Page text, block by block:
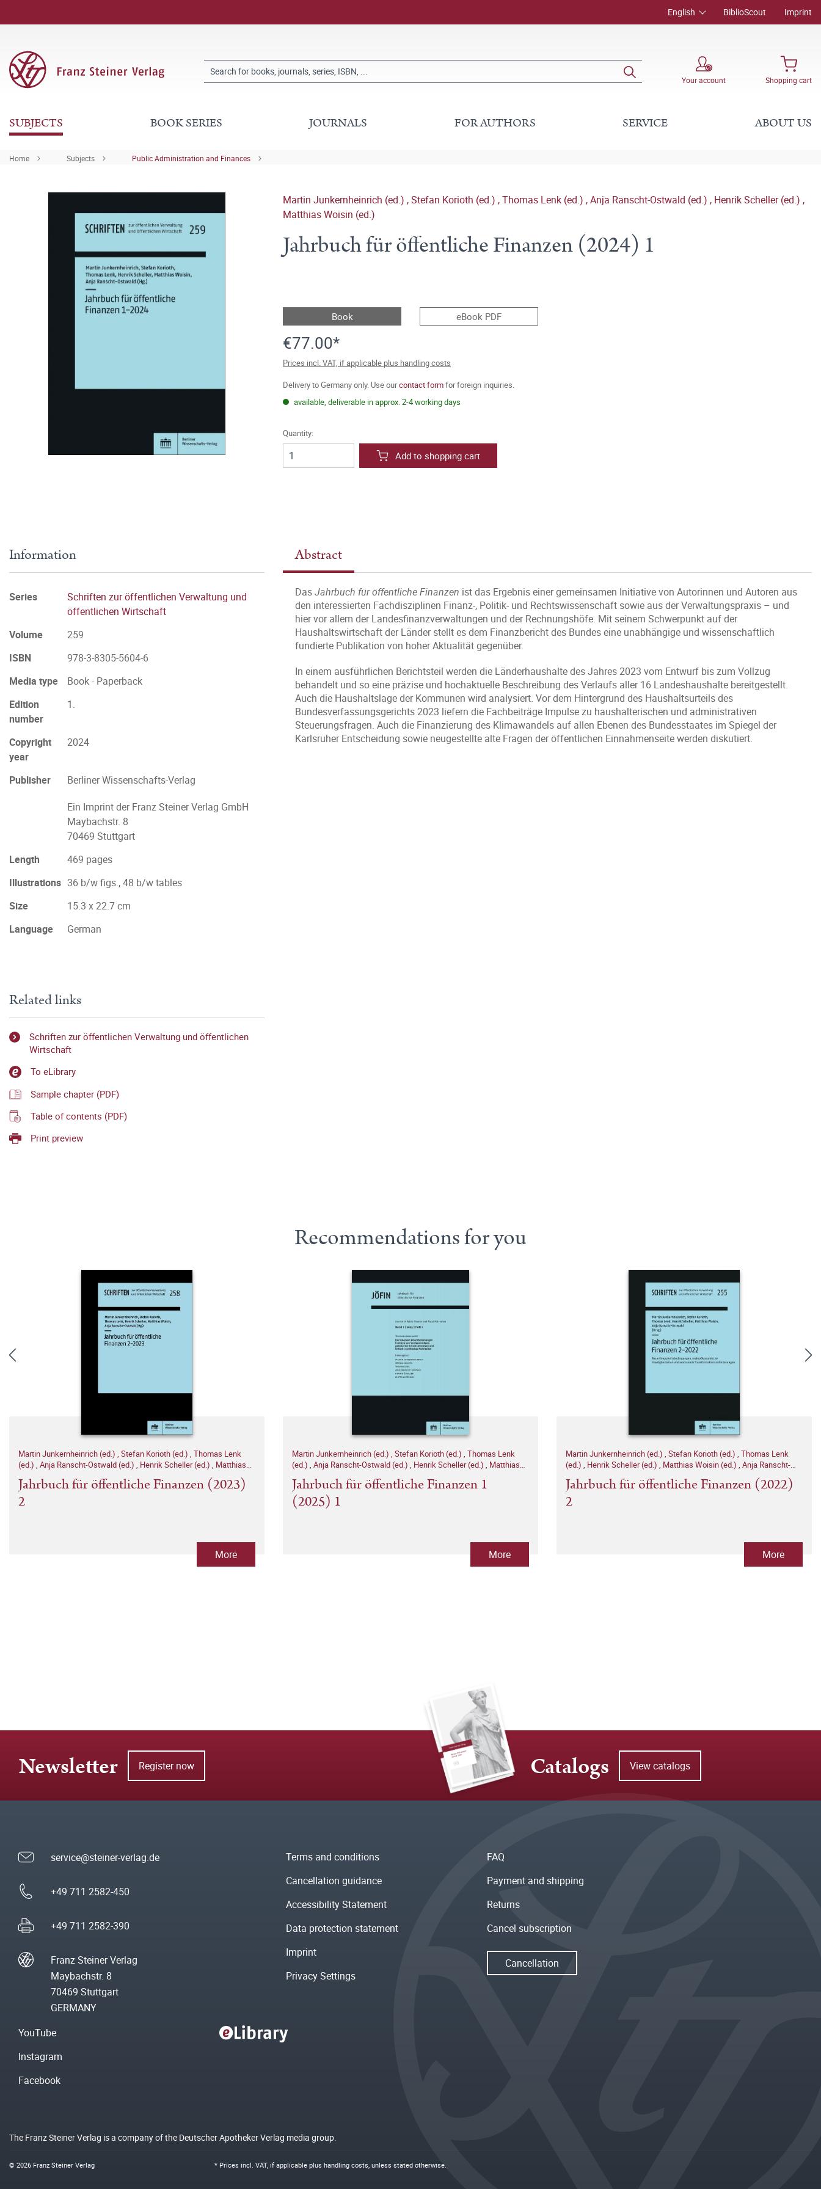
English BiblioScout Imprint
Your account Shopping cart
SUBJECTS BOOK SERIES JOURNALS FOR AUTHORS SERVICE ABOUT US
Home Subjects Public Administration and Finances
Martin Junkernheinrich (ed.) ,Stefan Korioth (ed.) ,Thomas Lenk (ed.) ,Anja Ranscht-Ostwald (ed.) , Henrik Scheller (ed.) ,
Matthias Woisin (ed.)
Jahrbuch für öffentliche Finanzen (2024) 1
Book eBook PDF
€77.00*
Prices incl. VAT, if applicable plus handling costs
Delivery to Germany only. Use ourcontact formfor foreign inquiries.
available, deliverable in approx. 2-4 working days
Quantity:
Add to shopping cart
Abstract
DasJahrbuch für öffentliche Finanzen ist das Ergebnis einer gemeinsamen Initiative von Autorinnen und Autoren aus
den interessierten Fachdisziplinen Finanz-, Politik- und Rechtswissenschaft sowie aus der Verwaltungspraxis – und
hier vor allem der Landesfinanzverwaltungen und der Rechnungshöfe. Mit seinem Schwerpunkt auf der
Haushaltswirtschaft der Länder stellt es dem Finanzbericht des Bundes eine unabhängige und wissenschaftlich
fundierte Publikation von hoher Aktualität gegenüber.
In einem ausführlichen Berichtsteil werden die Länderhaushalte des Jahres 2023 vom Entwurf bis zum Vollzug
behandelt und so eine präzise und hochaktuelle Beschreibung des Verlaufs aller 16 Landeshaushalte bereitgestellt.
Auch die Haushaltslage der Kommunen wird analysiert. Vor dem Hintergrund des Haushaltsurteils des
Bundesverfassungsgerichts 2023 liefern die Fachbeiträge Impulse zu haushalterischen und administrativen
Steuerungsfragen. Auch die Finanzierung des Klimawandels auf allen Ebenen des Bundesstaates im Spiegel der
Karlsruher Entscheidung sowie neugestellte alte Fragen der öffentlichen Einnahmenseite werden diskutiert.
Information
Series
Schriften zur öffentlichen Verwaltung und
öffentlichen Wirtschaft
Volume
259
ISBN
978-3-8305-5604-6
Media type
Book - Paperback
Edition
number
1.
Copyright
year
2024
Publisher
Berliner Wissenschafts-Verlag
Ein Imprint der Franz Steiner Verlag GmbH
Maybachstr. 8
70469 Stuttgart
Length
469 pages
Illustrations 36 b/w figs., 48 b/w tables
Size
15.3 x 22.7 cm
Language
German
Related links
Schriften zur öffentlichen Verwaltung und öffentlichen
Wirtschaft
To eLibrary
Sample chapter (PDF)
Table of contents (PDF)
Print preview
Recommendations for you
Martin Junkernheinrich (ed.) , Stefan Korioth (ed.) , Thomas Lenk
(ed.) , Anja Ranscht-Ostwald (ed.) , Henrik Scheller (ed.) , Matthias
Jahrbuch für öffentliche Finanzen (2023)
2
More
Martin Junkernheinrich (ed.) , Stefan Korioth (ed.) , Thomas Lenk
(ed.) , Anja Ranscht-Ostwald (ed.) , Henrik Scheller (ed.) , Matthias
Jahrbuch für öffentliche Finanzen 1
(2025) 1
More
Martin Junkernheinrich (ed.) , Stefan Korioth (ed.) , Thomas Lenk
(ed.) , Henrik Scheller (ed.) , Matthias Woisin (ed.) , Anja Ranscht-
Jahrbuch für öffentliche Finanzen (2022)
2
More
Newsletter Register now Catalogs View catalogs
service@steiner-verlag.de
+49 711 2582-450
+49 711 2582-390
Franz Steiner Verlag
Maybachstr. 8
70469 Stuttgart
GERMANY
Terms and conditions
Cancellation guidance
Accessibility Statement
Data protection statement
Imprint
Privacy Settings
FAQ
Payment and shipping
Returns
Cancel subscription
Cancellation
YouTube
Instagram
Facebook
The Franz Steiner Verlag is a company of the Deutscher Apotheker Verlag media group.
* Prices incl. VAT, if applicable plus handling costs, unless stated otherwise.
© 2026 Franz Steiner Verlag